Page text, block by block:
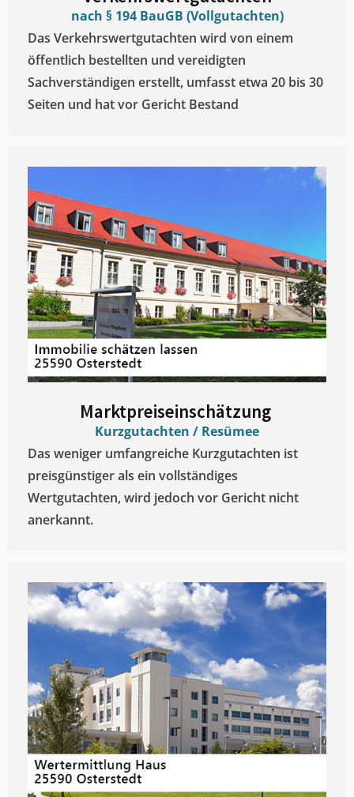
nach § 194 BauGB (Vollgutachten)
Das Verkehrswertgutachten wird von einem
öffentlich bestellten und vereidigten
Sachverständigen erstellt, umfasst etwa 20 bis 30
Seiten und hat vor Gericht Bestand
Marktpreiseinschätzung ​
Kurzgutachten / Resümee
Das weniger umfangreiche Kurzgutachten ist
preisgünstiger als ein vollständiges
Wertgutachten, wird jedoch vor Gericht nicht
anerkannt.